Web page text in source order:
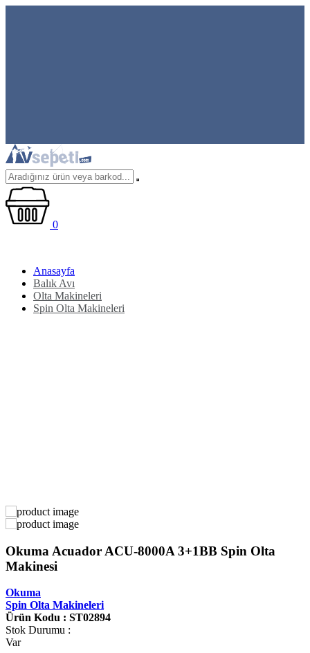
0
Anasayfa
Balık Avı
Olta Makineleri
Spin Olta Makineleri
Okuma Acuador ACU-8000A 3+1BB Spin Olta
Makinesi
Okuma
Spin Olta Makineleri
Ürün Kodu : ST02894
Stok Durumu :
Var